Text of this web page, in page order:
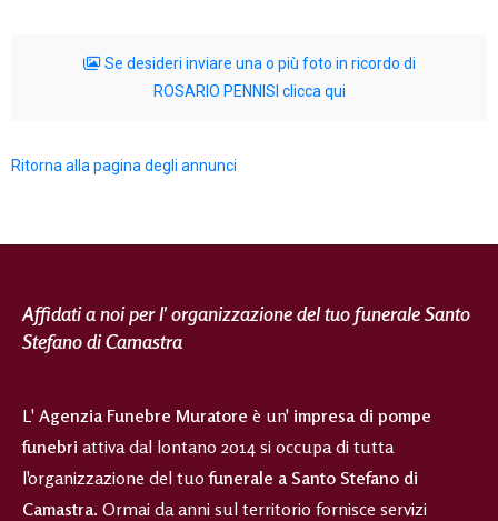
Se desideri inviare una o più foto in ricordo di
ROSARIO PENNISI clicca qui
Ritorna alla pagina degli annunci
Affidati a noi per l' organizzazione del tuo funerale Santo
Stefano di Camastra
L' Agenzia Funebre Muratore è un' impresa di pompe
funebri attiva dal lontano 2014 si occupa di tutta
l'organizzazione del tuofunerale a Santo Stefano di
Camastra. Ormai da anni sul territorio fornisce servizi